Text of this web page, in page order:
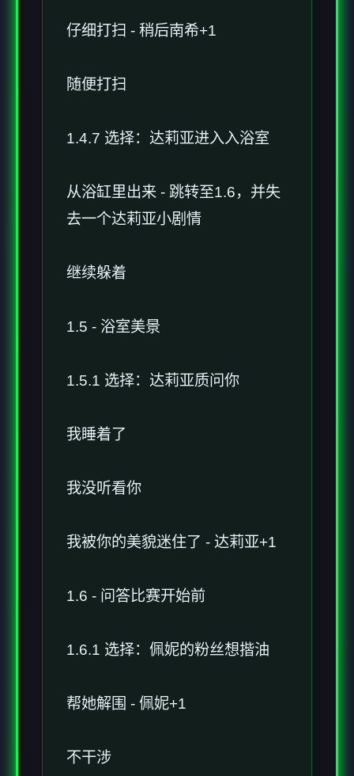
仔细打扫 - 稍后南希+1
随便打扫
1.4.7 选择：达莉亚进入入浴室
从浴缸里出来 - 跳转至1.6，并失
去一个达莉亚小剧情
继续躲着
1.5 - 浴室美景
1.5.1 选择：达莉亚质问你
我睡着了
我没听看你
我被你的美貌迷住了 - 达莉亚+1
1.6 - 问答比赛开始前
1.6.1 选择：佩妮的粉丝想揩油
帮她解围 - 佩妮+1
不干涉